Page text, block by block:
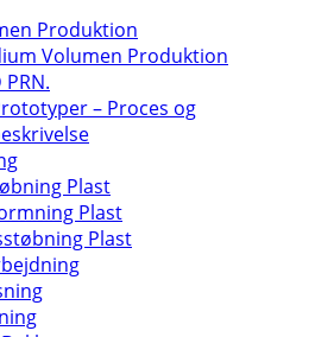
Produktion
Volumen Produktion
– Proces og
Plast
Plast
Plast